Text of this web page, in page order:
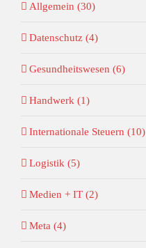
Allgemein (30)
Datenschutz (4)
Gesundheitswesen (6)
Handwerk (1)
Internationale Steuern (10)
Logistik (5)
Medien + IT (2)
Meta (4)